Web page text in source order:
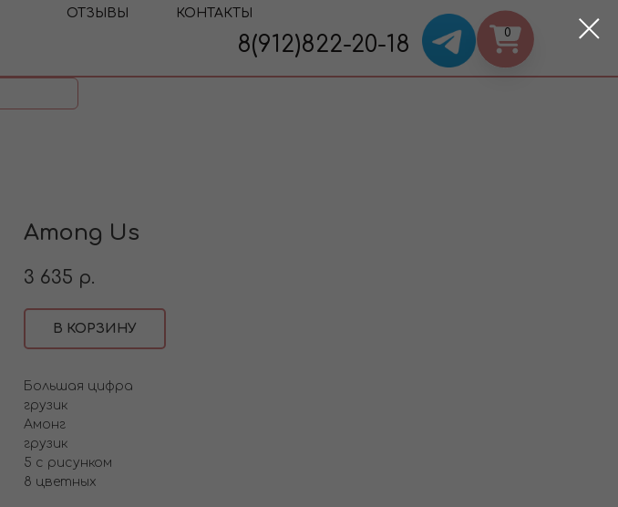
8(912)822-20-18 0
ОТЗЫВЫ КОНТАКТЫ
Among Us
3 635 р.
В КОРЗИНУ
Большая цифра
грузик
Амонг
грузик
5 с рисунком
8 цветных